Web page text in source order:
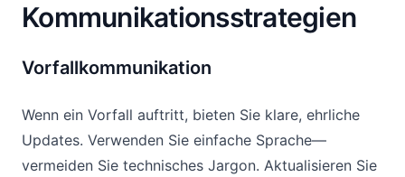
Kommunikationsstrategien
Vorfallkommunikation
Wenn ein Vorfall auftritt, bieten Sie klare, ehrliche
Updates. Verwenden Sie einfache Sprache—
vermeiden Sie technisches Jargon. Aktualisieren Sie